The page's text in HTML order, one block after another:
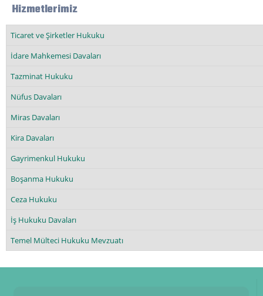
Hizmetlerimiz
Ticaret ve Şirketler Hukuku
İdare Mahkemesi Davaları
Tazminat Hukuku
Nüfus Davaları
Miras Davaları
Kira Davaları
Gayrimenkul Hukuku
Boşanma Hukuku
Ceza Hukuku
İş Hukuku Davaları
Temel Mülteci Hukuku Mevzuatı